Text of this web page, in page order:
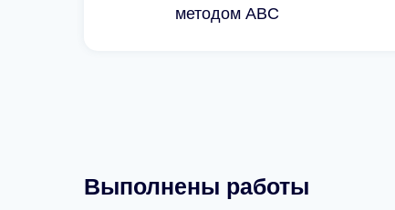
методом ABC
Выполнены работы